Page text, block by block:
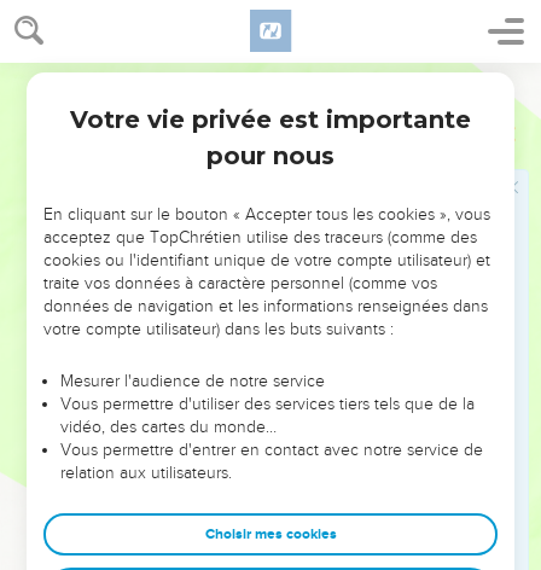
Genèse 25
manteau de poil ; et ils l'appelèrent Ésaü (velu).
26 Et après cela sortit son frère, et sa main tenait le talon
d'Ésaü ; et on l'appela Jacob (supplanteur). Et Isaac était âgé
de soixante ans quand ils naquirent.
Et les enfants grandirent, et Ésaü devint un habile
homme paisible, se tenant dans les tentes.
Et Isaac aimait Ésaü ; car la venaison était de son goût ;
mais Rébecca aimait Jacob.
Or, comme Jacob cuisait du potage, Ésaü vint des
Et Ésaü dit à Jacob : Donne-moi donc à manger de ce
roux, de ce roux-là ; car je suis très fatigué. C'est pour cela
qu'on l'appela Édom (roux).
Mais Jacob dit : Vends-moi d'abord ton droit d'aînesse.
Et Ésaü dit : Voici, je m'en vais mourir ; à quoi me sert le
droit d'aînesse ?
Votre vie privée est importante
pour nous
En cliquant sur le bouton « Accepter tous les cookies », vous
acceptez que TopChrétien utilise des traceurs (comme des
cookies ou l'identifiant unique de votre compte utilisateur) et
traite vos données à caractère personnel (comme vos
données de navigation et les informations renseignées dans
votre compte utilisateur) dans les buts suivants :
Mesurer l'audience de notre service
Vous permettre d'utiliser des services tiers tels que de la
vidéo, des cartes du monde…
Vous permettre d'entrer en contact avec notre service de
relation aux utilisateurs.
Choisir mes cookies